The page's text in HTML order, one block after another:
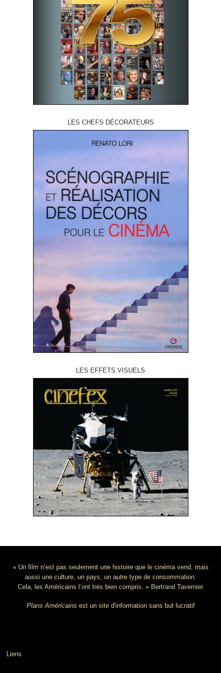
LES CHEFS DÉCORATEURS
LES EFFETS VISUELS
« Un film n’est pas seulement une histoire que le cinéma vend, mais
aussi une culture, un pays, un autre type de consommation.
Cela, les Américains l’ont très bien compris. » Bertrand Tavernier
Plans Américains est un site d'information sans but lucratif
Liens